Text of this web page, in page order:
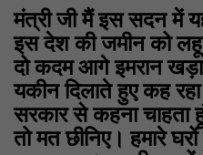
मंत्री जी मैं इस सदन में
इस देश की जमीन को
दो कदम आगे इमरान
यकीन दिलाते हुए कह
सरकार से कहना चाहता
तो मत छीनिए। हमारे